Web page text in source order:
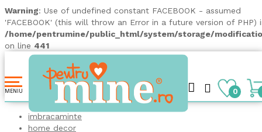
Warning: Use of undefined constant FACEBOOK - assumed
'FACEBOOK' (this will throw an Error in a future version of PHP)
/home/pentrumine/public_html/system/storage/
on line 441
MENIU 0
imbracaminte
home decor